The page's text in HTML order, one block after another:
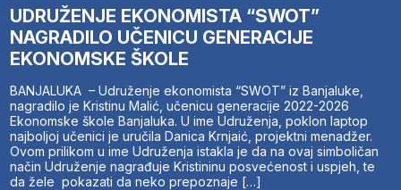
UDRUŽENJE EKONOMISTA “SWOT”
NAGRADILO UČENICU GENERACIJE
EKONOMSKE ŠKOLE
BANJALUKA – Udruženje ekonomista “SWOT” iz Banjaluke,
nagradilo je Kristinu Malić, učenicu generacije 2022-2026
Ekonomske škole Banjaluka. U ime Udruženja, poklon laptop
najboljoj učenici je uručila Danica Krnjaić, projektni menadžer.
Ovom prilikom u ime Udruženja istakla je da na ovaj simboličan
način Udruženje nagrađuje Kristininu posvećenost i uspjeh, te
da žele pokazati da neko prepoznaje […]